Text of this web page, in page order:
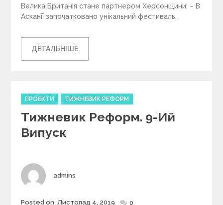
Велика Британія стане партнером Херсонщини; – В
Асканії започатковано унікальний фестиваль.
ДЕТАЛЬНІШЕ
C
a
t
e
g
i
e
ПРОЕКТИ ТИЖНЕВИК РЕФОРМ
Тижневик Реформ. 9-Ий
Випуск
Author
admins
Posted
Posted on Листопад 4, 2019 0